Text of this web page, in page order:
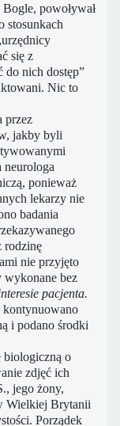
powoływał
stosunkach
się z
do nich dostęp”
Nic to
przez
jakby byli
neurologa
ponieważ
lekarzy nie
badania
rodzinę
nie przyjęto
wykonane bez
pacjenta.
kontynuowano
i podano środki
biologiczną o
zdjęć ich
jego żony,
Wielkiej Brytanii
Porządek